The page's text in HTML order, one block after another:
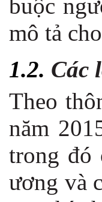
buộc
mô tả
1.2. Các
Theo
năm
trong đó
ương và